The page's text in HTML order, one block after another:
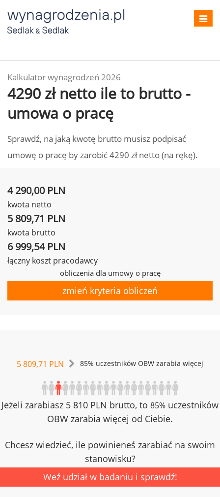
Kalkulator wynagrodzeń 2026
4290 zł netto ile to brutto -
umowa o pracę
Sprawdź, na jaką kwotę brutto musisz podpisać
umowę o pracę by zarobić 4290 zł netto (na rękę).
4 290,00 PLN
kwota netto
5 809,71 PLN
kwota brutto
6 999,54 PLN
łączny koszt pracodawcy
obliczenia dla umowy o pracę
zmień kryteria obliczeń
5 809,71 PLN 85% uczestników OBW zarabia więcej
Jeżeli zarabiasz 5 810 PLN brutto, to 85% uczestników
OBW zarabia więcej od Ciebie.
Chcesz wiedzieć, ile powinieneś zarabiać na swoim
stanowisku?
Weź udział w badaniu i sprawdź!